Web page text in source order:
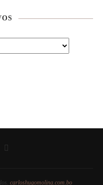
carloshugomolina.com.bo